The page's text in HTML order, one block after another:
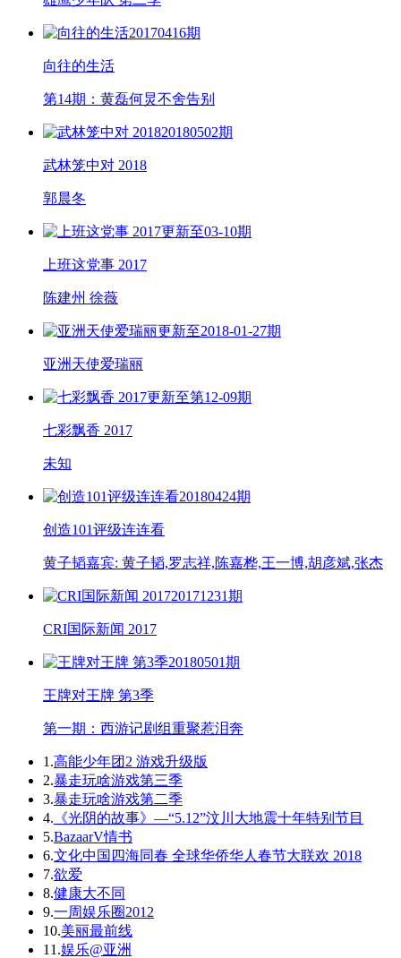
20170416期
向往的生活
第14期：黄磊何炅不舍告别
20180502期
武林笼中对 2018
郭晨冬
更新至03-10期
上班这党事 2017
陈建州 徐薇
更新至2018-01-27期
亚洲天使爱瑞丽
更新至第12-09期
七彩飘香 2017
未知
20180424期
创造101评级连连看
黄子韬嘉宾: 黄子韬,罗志祥,陈嘉桦,王一博,胡彦斌,张杰
20171231期
CRI国际新闻 2017
20180501期
王牌对王牌 第3季
第一期：西游记剧组重聚惹泪奔
1.高能少年团2 游戏升级版
2.暴走玩啥游戏第三季
3.暴走玩啥游戏第二季
4. 《光阴的故事》—“5.12”汶川大地震十年特别节目
5.BazaarV情书
6.文化中国四海同春 全球华侨华人春节大联欢 2018
7.欲爱
8.健康大不同
9.一周娱乐圈2012
10.美丽最前线
11.娱乐@亚洲